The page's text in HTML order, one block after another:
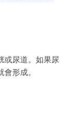
或尿道。如果尿
形成。